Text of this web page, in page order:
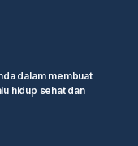
dalam membuat
hidup sehat dan